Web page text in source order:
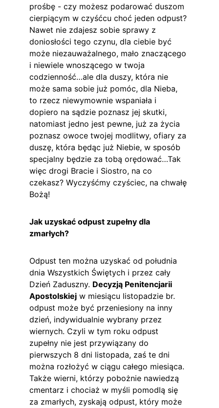
prośbę - czy możesz podarować duszom
cierpiącym w czyśćcu choć jeden odpust?
Nawet nie zdajesz sobie sprawy z
doniosłości tego czynu, dla ciebie być
może niezauważalnego, mało znaczącego
i niewiele wnoszącego w twoja
codzienność…ale dla duszy, która nie
może sama sobie już pomóc, dla Nieba,
to rzecz niewymownie wspaniała i
dopiero na sądzie poznasz jej skutki,
natomiast jedno jest pewne, już za życia
poznasz owoce twojej modlitwy, ofiary za
duszę, która będąc już Niebie, w sposób
specjalny będzie za tobą orędować…Tak
więc drogi Bracie i Siostro, na co
czekasz? Wyczyśćmy czyściec, na chwałę
Bożą!
Jak uzyskać odpust zupełny dla
zmarłych?
Odpust ten można uzyskać od południa
dnia Wszystkich Świętych i przez cały
Dzień Zaduszny. Decyzją Penitencjarii
Apostolskiej w miesiącu listopadzie br.
odpust może być przeniesiony na inny
dzień, indywidualnie wybrany przez
wiernych. Czyli w tym roku odpust
zupełny nie jest przywiązany do
pierwszych 8 dni listopada, zaś te dni
można rozłożyć w ciągu całego miesiąca.
Także wierni, którzy pobożnie nawiedzą
cmentarz i chociaż w myśli pomodlą się
za zmarłych, zyskają odpust, który może